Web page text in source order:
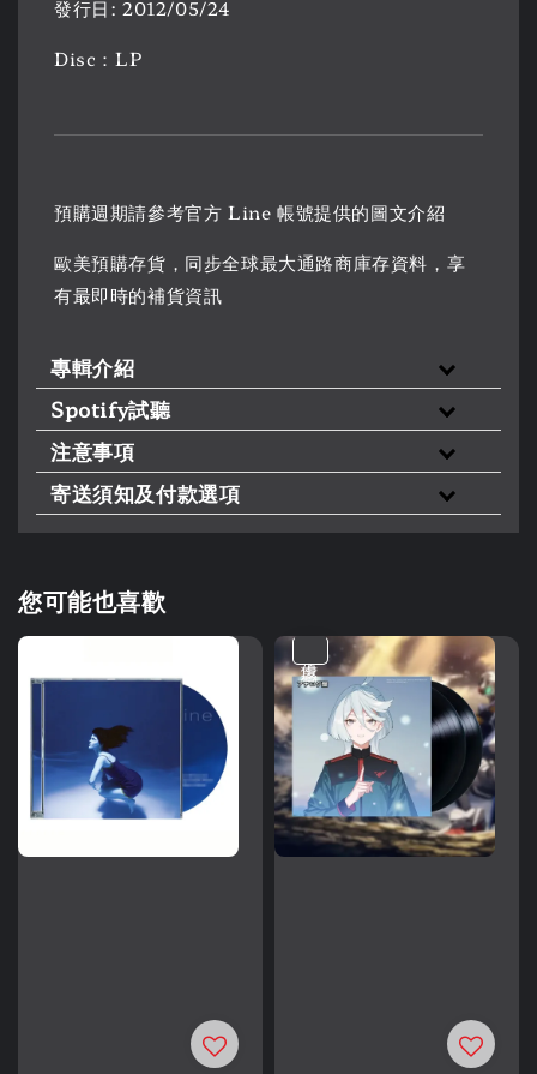
發行日: 2012/05/24
Disc：LP
預購週期請參考官方 Line 帳號提供的圖文介紹
歐美預購存貨，同步全球最大通路商庫存資料，享
有最即時的補貨資訊
專輯介紹
Spotify試聽
注意事項
寄送須知及付款選項
您可能也喜歡